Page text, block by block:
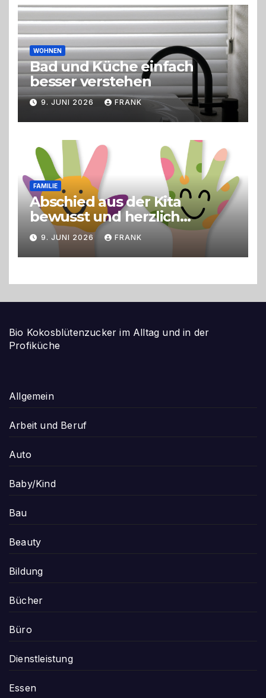
Live-Cooking
WOHNEN
Bad und Küche einfach
besser verstehen
9. JUNI 2026 FRANK
FAMILIE
Abschied aus der Kita
bewusst und herzlich
gestalten
9. JUNI 2026 FRANK
Bio Kokosblütenzucker im Alltag und in der
Profiküche
Allgemein
Arbeit und Beruf
Auto
Baby/Kind
Bau
Beauty
Bildung
Bücher
Büro
Dienstleistung
Essen